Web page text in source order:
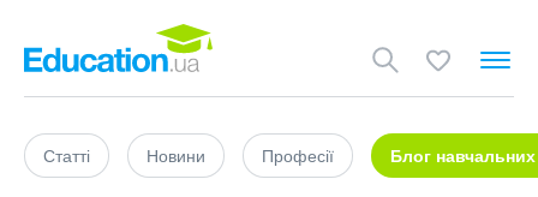
Статті Новини Професії Блог навчальних